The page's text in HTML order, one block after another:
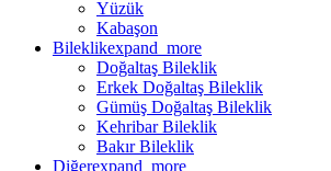
Yüzük
Kabaşon
Bileklikexpand_more
Doğaltaş Bileklik
Erkek Doğaltaş Bileklik
Gümüş Doğaltaş Bileklik
Kehribar Bileklik
Bakır Bileklik
Diğerexpand_more